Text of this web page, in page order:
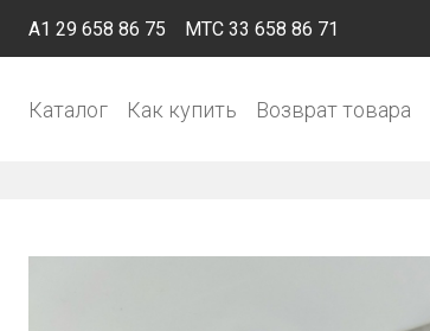
A1 29 658 86 75 МТС 33 658 86 71
Каталог Как купить Возврат товара